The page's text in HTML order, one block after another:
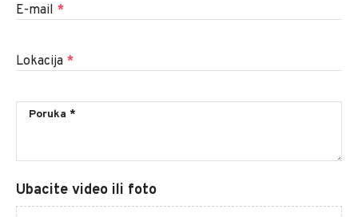
E-mail *
Lokacija *
Ubacite video ili foto